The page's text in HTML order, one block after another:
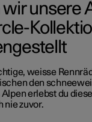
wir unsere
weisse
den
erlebst du
nie zuvor.